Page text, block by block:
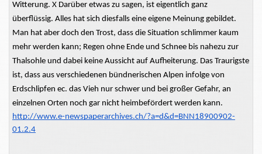
Witterung. X Darüber etwas zu sagen, ist eigentlich ganz
überflüssig. Alles hat sich diesfalls eine eigene Meinung gebildet.
Man hat aber doch den Trost, dass die Situation schlimmer kaum
mehr werden kann; Regen ohne Ende und Schnee bis nahezu zur
Thalsohle und dabei keine Aussicht auf Aufheiterung. Das Traurigste
ist, dass aus verschiedenen bündnerischen Alpen infolge von
Erdschlipfen ec. das Vieh nur schwer und bei großer Gefahr, an
einzelnen Orten noch gar nicht heimbefördert werden kann.
http://www.e-newspaperarchives.ch/?a=d&d=BNN18900902-
01.2.4